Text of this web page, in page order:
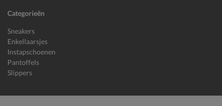
Categorieën
Sneakers
Enkellaarsjes
Instapschoenen
Pantoffels
Slippers